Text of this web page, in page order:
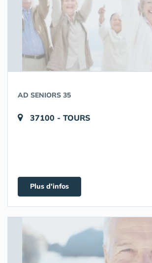
AD SENIORS 35
37100 - TOURS
Plus d'infos